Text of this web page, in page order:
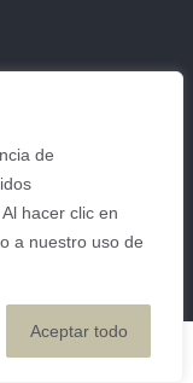
de
hacer clic en
a nuestro uso de
Aceptar todo